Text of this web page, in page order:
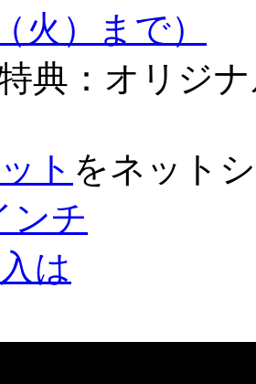
火）まで）
典：オリジ
ト をネット